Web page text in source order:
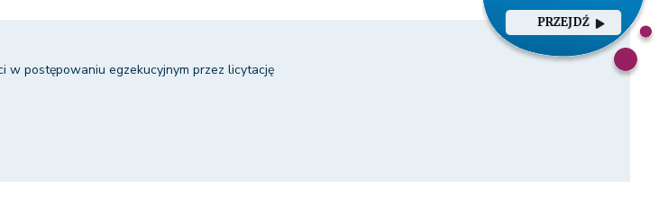
PRZEJDŹ
w postępowaniu egzekucyjnym przez licytację